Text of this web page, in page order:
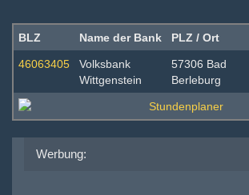
BLZ Name der Bank PLZ / Ort
46063405
Volksbank
Wittgenstein
57306 Bad
Berleburg
Werbung: